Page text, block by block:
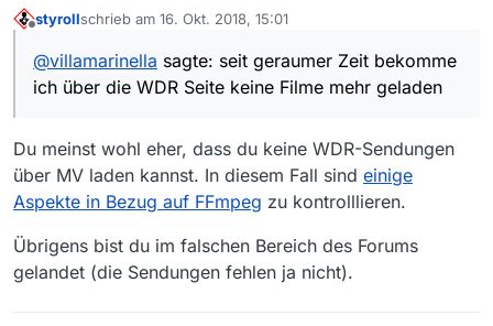
Danke
Seite keine Filme mehr geladen.
Hier ein Muster:
ARD
3602/1753602_20460557.mp4
WDR
http://wdradaptiv-
vh.akamaihd.net/i/medp/ondemand/de/fsk0/175/1
753602_20460557,1753602_20460558,1753602_2
0460556,1753602_20460559,.mp4.csmil/index_2_
styrollschrieb am 16. Okt. 2018, 15:01
zuletzt editiert von
@villamarinella sagte: seit geraumer Zeit bekomme
ich über die WDR Seite keine Filme mehr geladen
Du meinst wohl eher, dass du keine WDR-Sendungen
über MV laden kannst. In diesem Fall sind einige
Aspekte in Bezug auf FFmpeg zu kontrolllieren.
Übrigens bist du im falschen Bereich des Forums
gelandet (die Sendungen fehlen ja nicht).